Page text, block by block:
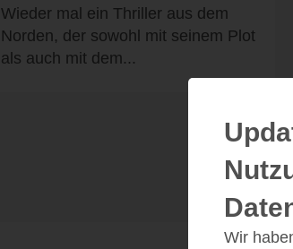
Wieder mal ein Thriller aus dem
Norden, der sowohl mit seinem Plot
als auch mit dem...
Wir